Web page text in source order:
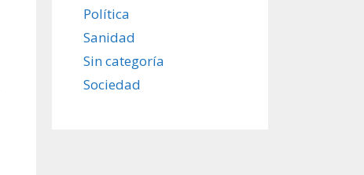
Política
Sanidad
Sin categoría
Sociedad